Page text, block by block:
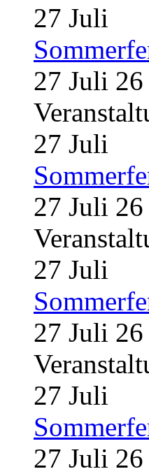
27 Juli
27 Juli 26
27 Juli
27 Juli 26
27 Juli
27 Juli 26
27 Juli
27 Juli 26